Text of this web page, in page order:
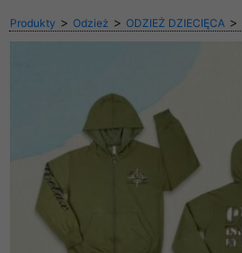
Produkty > Odzież > ODZIEŻ DZIECIĘCA >